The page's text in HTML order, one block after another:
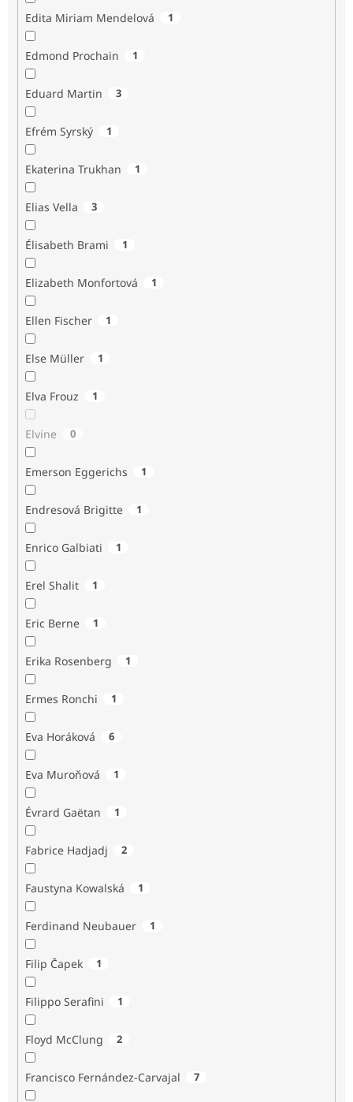
Edita Miriam Mendelová 1
Edmond Prochain 1
Eduard Martin 3
Efrém Syrský 1
Ekaterina Trukhan 1
Elias Vella 3
Élisabeth Brami 1
Elizabeth Monfortová 1
Ellen Fischer 1
Else Müller 1
Elva Frouz 1
Elvine 0
Emerson Eggerichs 1
Endresová Brigitte 1
Enrico Galbiati 1
Erel Shalit 1
Eric Berne 1
Erika Rosenberg 1
Ermes Ronchi 1
Eva Horáková 6
Eva Muroňová 1
Évrard Gaëtan 1
Fabrice Hadjadj 2
Faustyna Kowalská 1
Ferdinand Neubauer 1
Filip Čapek 1
Filippo Serafini 1
Floyd McClung 2
Francisco Fernández-Carvajal 7